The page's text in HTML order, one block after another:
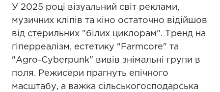
У 2025 році візуальний світ реклами,
музичних кліпів та кіно остаточно відійшов
від стерильних "білих циклорам". Тренд на
гіперреалізм, естетику "Farmcore" та
"Agro-Cyberpunk" вивів знімальні групи в
поля. Режисери прагнуть епічного
масштабу, а важка сільськогосподарська